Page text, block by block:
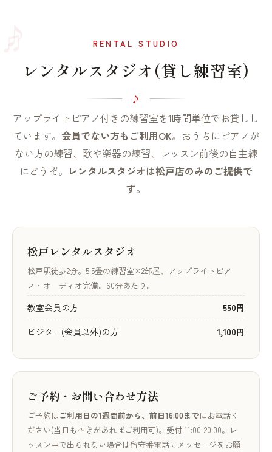
RENTAL STUDIO
レンタルスタジオ(貸し練習室)
アップライトピアノ付きの練習室を1時間単位でお貸しし
ています。 会員でない方もご利用OK。おうちにピアノが
ない方の練習、歌や楽器の練習、レッスン前後の自主練
にどうぞ。 レンタルスタジオは松戸店のみのご提供で
す。
松戸レンタルスタジオ
松戸駅徒歩2分。5.5畳の練習室×2部屋、アップライトピア
ノ・オーディオ完備。60分あたり。
教室会員の方
550円
ビジター(会員以外)の方
1,100円
ご予約・お問い合わせ方法
ご予約はご利用日の1週間前から、前日16:00までにお電話く
ださい(当日も空きがあればご利用可)。受付 11:00-20:00。レ
ッスン中で出られない場合は留守番電話にメッセージをお願